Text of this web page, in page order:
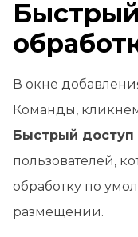
В окне
Команды,
Быстрый доступ
пользователей,
обработку по
размещении.